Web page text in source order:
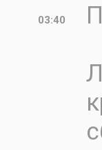
03:40